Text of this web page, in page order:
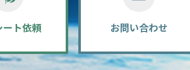
ト依頼 お問い合わせ